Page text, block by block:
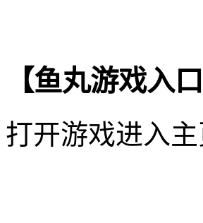
【鱼丸游戏入
打开游戏进入